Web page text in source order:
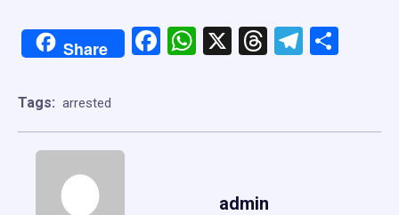
Share Facebook
WhatsApp
X Threads
Tags: arrested
admin